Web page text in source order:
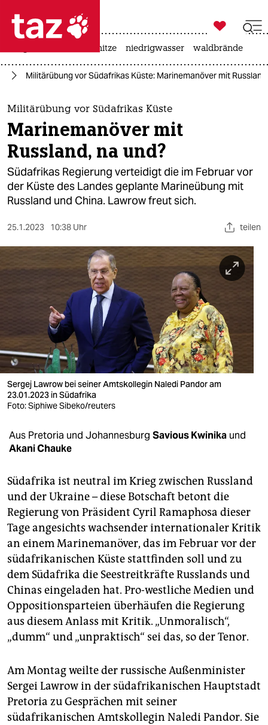
 taz zahl ich
taz zahl ich
themen
politik
öko
gesellschaft
sport
berlin
wahrheit
verlag
verlag
veranstaltungen
fragen & hilfe
abo
genossenschaft
epaper login

taz zahl ich
hitze niedrigwasser waldbrände
Militärübung vor Südafrikas Küste: Marinemanöver mit
Militärübung vor Südafrikas Küste
Marinemanöver mit
Russland, na und?
Südafrikas Regierung verteidigt die im Februar vor
der Küste des Landes geplante Marineübung mit
Russland und China. Lawrow freut sich.
25.1.2023 10:38 Uhr teilen
Sergej Lawrow bei seiner Amtskollegin Naledi Pandor am
23.01.2023 in Südafrika
Foto: Siphiwe Sibeko/reuters
Aus Pretoria und Johannesburg Savious Kwinika und
Akani Chauke
Südafrika ist neutral im Krieg zwischen Russland
und der Ukraine – diese Botschaft betont die
Regierung von Präsident Cyril Ramaphosa dieser
Tage angesichts wachsender internationaler Kritik
an einem Marinemanöver, das im Februar vor der
südafrikanischen Küste stattfinden soll und zu
dem Südafrika die Seestreitkräfte Russlands und
Chinas eingeladen hat. Pro-westliche Medien und
Oppositionsparteien überhäufen die Regierung
aus diesem Anlass mit Kritik. „Unmoralisch“,
„dumm“ und „unpraktisch“ sei das, so der Tenor.
Am Montag weilte der russische Außenminister
Sergei Lawrow in der südafrikanischen Hauptstadt
Pretoria zu Gesprächen mit seiner
südafrikanischen Amtskollegin Naledi Pandor. Sie